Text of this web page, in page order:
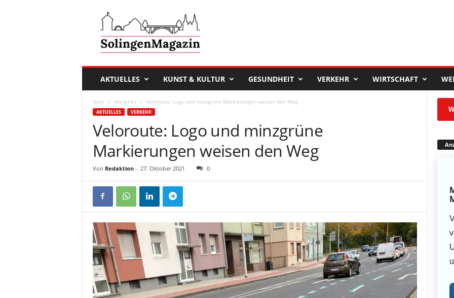
i
AKTUELLES KUNST & KULTUR GESUNDHEIT VERKEHR WIRTSCHAFT
Start Aktuelles Veloroute: Logo und minzgrüne Markierungen weisen den Weg
AKTUELLES VERKEHR
Veloroute: Logo und minzgrüne
Markierungen weisen den Weg
Von Redaktion- 27. Oktober 2021 0